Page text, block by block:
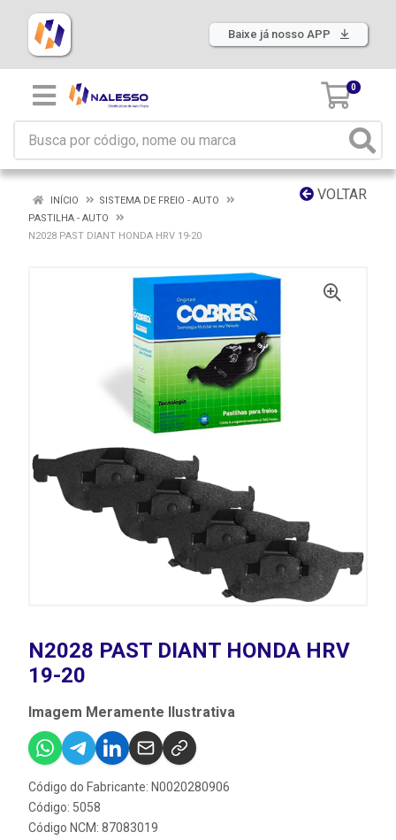
Baixe já nosso APP
0
VOLTAR
INÍCIO
SISTEMA DE FREIO - AUTO
PASTILHA - AUTO
N2028 PAST DIANT HONDA HRV 19-20
N2028 PAST DIANT HONDA HRV
19-20
Imagem Meramente Ilustrativa
Código do Fabricante: N0020280906
Código: 5058
Código NCM: 87083019